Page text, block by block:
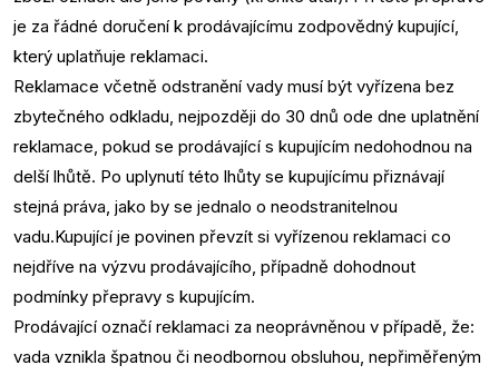
je za řádné doručení k prodávajícímu zodpovědný kupující,
který uplatňuje reklamaci.
Reklamace včetně odstranění vady musí být vyřízena bez
zbytečného odkladu, nejpozději do 30 dnů ode dne uplatnění
reklamace, pokud se prodávající s kupujícím nedohodnou na
delší lhůtě. Po uplynutí této lhůty se kupujícímu přiznávají
stejná práva, jako by se jednalo o neodstranitelnou
vadu.Kupující je povinen převzít si vyřízenou reklamaci co
nejdříve na výzvu prodávajícího, případně dohodnout
podmínky přepravy s kupujícím.
Prodávající označí reklamaci za neoprávněnou v případě, že:
vada vznikla špatnou či neodbornou obsluhou, nepřiměřeným